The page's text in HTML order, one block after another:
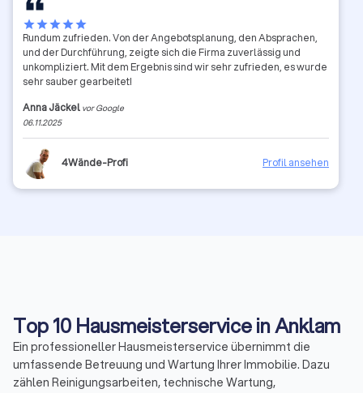
starstarstarstarstar
Rundum zufrieden. Von der Angebotsplanung, den Absprachen,
und der Durchführung, zeigte sich die Firma zuverlässig und
unkompliziert. Mit dem Ergebnis sind wir sehr zufrieden, es wurde
sehr sauber gearbeitet!
Anna Jäckel vor Google
06.11.2025
4Wände-Profi Profil ansehen
Top 10 Hausmeisterservice in Anklam
Ein professioneller Hausmeisterservice übernimmt die
umfassende Betreuung und Wartung Ihrer Immobilie. Dazu
zählen Reinigungsarbeiten, technische Wartung,